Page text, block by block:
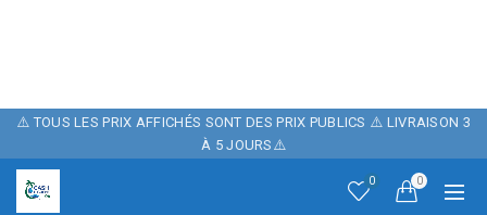
⚠️ TOUS LES PRIX AFFICHÉS SONT DES PRIX PUBLICS ⚠️ LIVRAISON 3
À 5 JOURS⚠️
0 0
10% DE REMISE
SUR NOTRE SITE